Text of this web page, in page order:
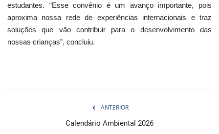
estudantes. “Esse convênio é um avanço importante, pois
aproxima nossa rede de experiências internacionais e traz
soluções que vão contribuir para o desenvolvimento das
nossas crianças”, concluiu.
ANTERIOR
Calendário Ambiental 2026